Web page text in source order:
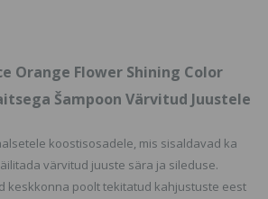
Orange Flower Shining Color
Šampoon Värvitud Juustele
koostisosadele, mis sisaldavad ka
värvitud juuste sära ja sileduse.
keskkonna poolt tekitatud kahjustuste eest